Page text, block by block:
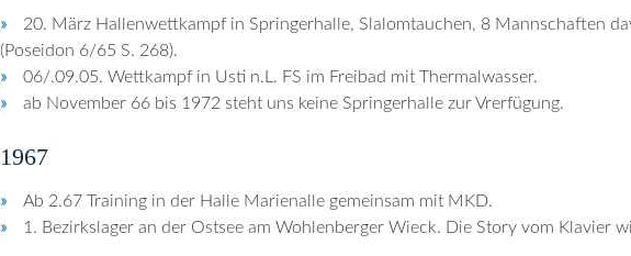
20. März Hallenwettkampf in Springerhalle, Slalomtauchen, 8 Mannschaften
(Poseidon 6/65 S. 268).
06/.09.05. Wettkampf in Usti n.L. FS im Freibad mit Thermalwasser.
ab November 66 bis 1972 steht uns keine Springerhalle zur Vrerfügung.
1967
Ab 2.67 Training in der Halle Marienalle gemeinsam mit MKD.
1. Bezirkslager an der Ostsee am Wohlenberger Wieck. Die Story vom Klavier